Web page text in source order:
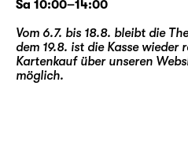
Sa 10:00–14:00
Vom 6.7. bis 18.8. bleibt die
dem 19.8. ist die Kasse
Kartenkauf über unseren
möglich.